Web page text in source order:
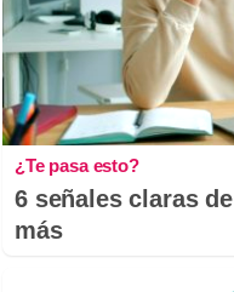
¿Te pasa esto?
6 señales claras
más